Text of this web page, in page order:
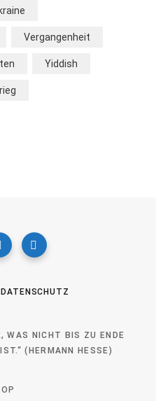
Vergangenheit
Yiddish
DATENSCHUTZ
WAS NICHT BIS ZU ENDE
(HERMANN HESSE)